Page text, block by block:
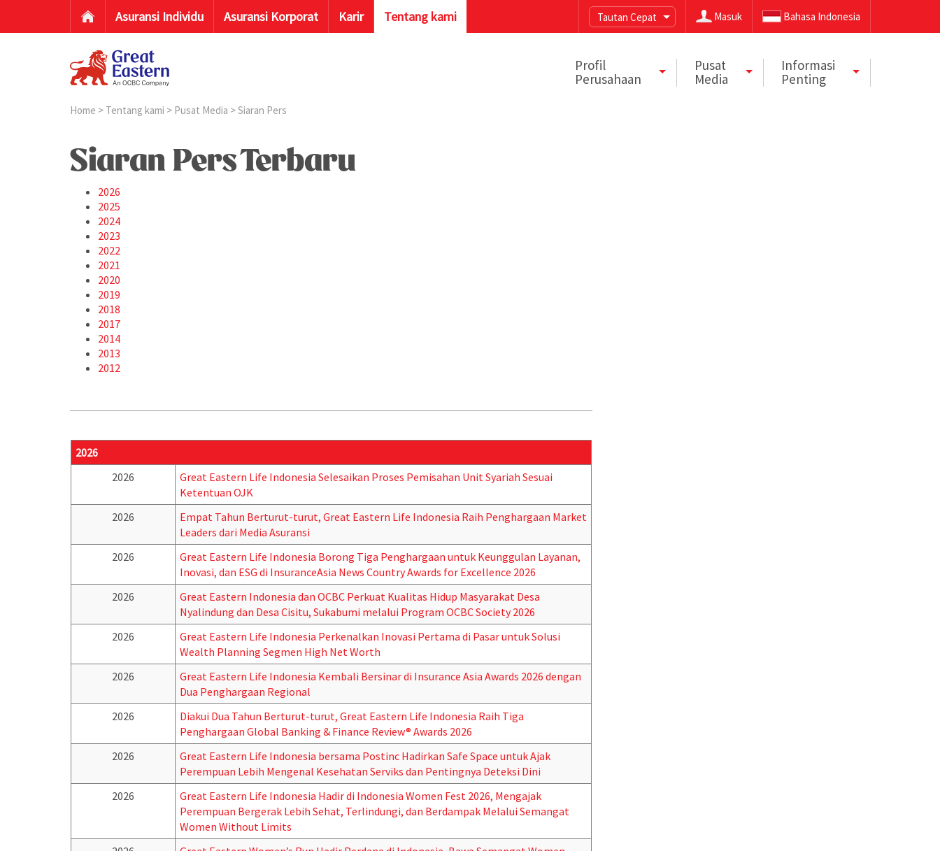
Asuransi Individu Asuransi Korporat Karir Tentang kami Tautan Cepat Masuk Bahasa Indonesia
Profil
Perusahaan
Pusat
Media
Informasi
Penting
Home > Tentang kami > Pusat Media > Siaran Pers
Siaran Pers Terbaru
2026
2025
2024
2023
2022
2021
2020
2019
2018
2017
2014
2013
2012
2026
2026
Great Eastern Life Indonesia Selesaikan Proses Pemisahan Unit Syariah Sesuai
Ketentuan OJK
2026
Empat Tahun Berturut-turut, Great Eastern Life Indonesia Raih Penghargaan Market
Leaders dari Media Asuransi
2026
Great Eastern Life Indonesia Borong Tiga Penghargaan untuk Keunggulan Layanan,
Inovasi, dan ESG di InsuranceAsia News Country Awards for Excellence 2026
2026
Great Eastern Indonesia dan OCBC Perkuat Kualitas Hidup Masyarakat Desa
Nyalindung dan Desa Cisitu, Sukabumi melalui Program OCBC Society 2026
2026
Great Eastern Life Indonesia Perkenalkan Inovasi Pertama di Pasar untuk Solusi
Wealth Planning Segmen High Net Worth
2026
Great Eastern Life Indonesia Kembali Bersinar di Insurance Asia Awards 2026 dengan
Dua Penghargaan Regional
2026
Diakui Dua Tahun Berturut-turut, Great Eastern Life Indonesia Raih Tiga
Penghargaan Global Banking & Finance Review® Awards 2026
2026
Great Eastern Life Indonesia bersama Postinc Hadirkan Safe Space untuk Ajak
Perempuan Lebih Mengenal Kesehatan Serviks dan Pentingnya Deteksi Dini
2026
Great Eastern Life Indonesia Hadir di Indonesia Women Fest 2026, Mengajak
Perempuan Bergerak Lebih Sehat, Terlindungi, dan Berdampak Melalui Semangat
Women Without Limits